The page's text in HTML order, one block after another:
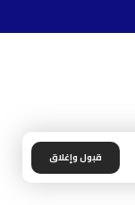
قبول وإغلاق